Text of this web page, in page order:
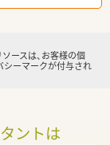
ースは、お客様の個
シーマークが付与され
ントは